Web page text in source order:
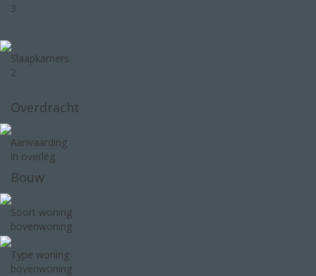
3
Slaapkamers
2
Overdracht
Aanvaarding
in overleg
Bouw
Soort woning
bovenwoning
Type woning
bovenwoning